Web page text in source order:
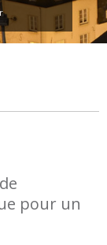
pour un